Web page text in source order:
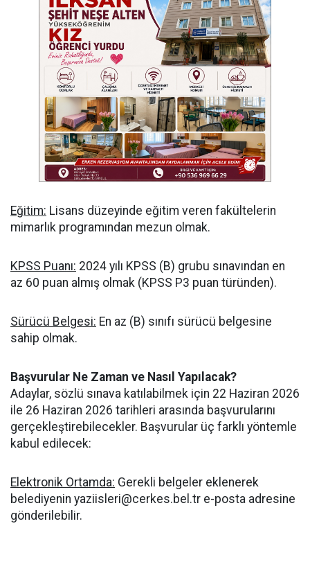
Eğitim: Lisans düzeyinde eğitim veren fakültelerin
mimarlık programından mezun olmak.
KPSS Puanı: 2024 yılı KPSS (B) grubu sınavından en
az 60 puan almış olmak (KPSS P3 puan türünden).
Sürücü Belgesi: En az (B) sınıfı sürücü belgesine
sahip olmak.
Başvurular Ne Zaman ve Nasıl Yapılacak?
Adaylar, sözlü sınava katılabilmek için 22 Haziran 2026
ile 26 Haziran 2026 tarihleri arasında başvurularını
gerçekleştirebilecekler. Başvurular üç farklı yöntemle
kabul edilecek:
Elektronik Ortamda: Gerekli belgeler eklenerek
belediyenin yaziisleri@cerkes.bel.tr e-posta adresine
gönderilebilir.